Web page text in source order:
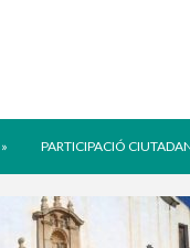
» PARTICIPACIÓ